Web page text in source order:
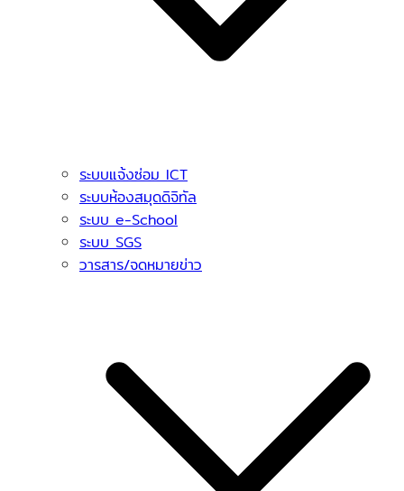
ระบบแจ้งซ่อม ICT
ระบบห้องสมุดดิจิทัล
ระบบ e-School
ระบบ SGS
วารสาร/จดหมายข่าว